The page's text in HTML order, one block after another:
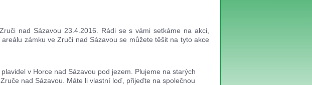
nad Sázavou 23.4.2016. Rádi se s vámi setkáme na akci,
zámku ve Zruči nad Sázavou se můžete těšit na tyto akce
v Horce nad Sázavou pod jezem. Plujeme na starých
nad Sázavou. Máte li vlastní loď, přijeďte na společnou